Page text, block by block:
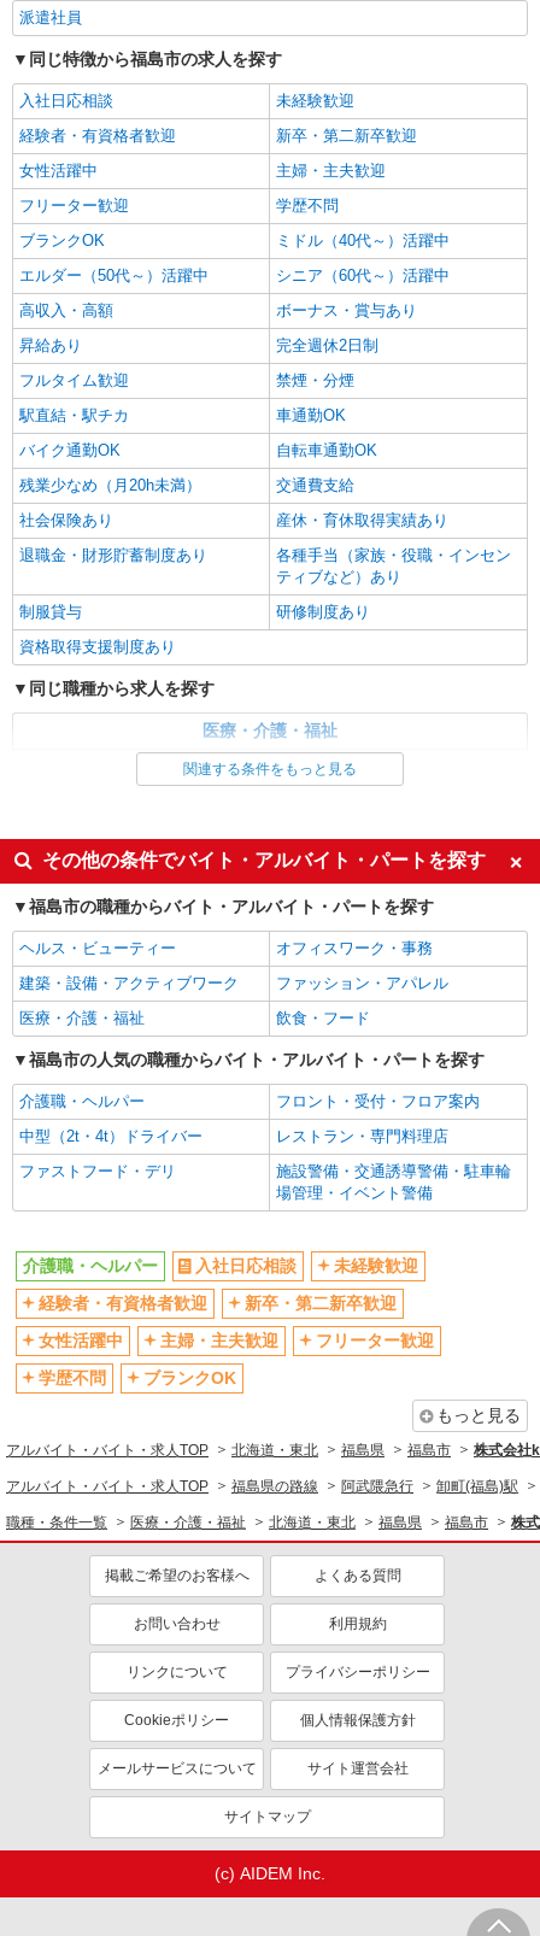
株式会社kotrio /●SD-H-2066634
福島市◆サ高住スタッフ◆穏やかな職場×週
3〜×残業なし
時給1350円〜2062円 ＜日払い有/週払い有/交
通費全支給(ガソリン代含む)＞
福島市 最寄り駅：福島
キープ 詳細を見る
派遣社員
同じ特徴から福島市の求人を探す
入社日応相談
未経験歓迎
経験者・有資格者歓迎
新卒・第二新卒歓迎
女性活躍中
主婦・主夫歓迎
フリーター歓迎
学歴不問
ブランクOK
ミドル（40代～）活躍中
エルダー（50代～）活躍中
シニア（60代～）活躍中
高収入・高額
ボーナス・賞与あり
昇給あり
完全週休2日制
フルタイム歓迎
禁煙・分煙
駅直結・駅チカ
車通勤OK
バイク通勤OK
自転車通勤OK
残業少なめ（月20h未満）
交通費支給
社会保険あり
産休・育休取得実績あり
退職金・財形貯蓄制度あり
各種手当（家族・役職・インセン
ティブなど）あり
制服貸与
研修制度あり
資格取得支援制度あり
同じ職種から求人を探す
医療・介護・福祉
未経験歓迎
ミドル（40代～）活躍中
ボーナス・賞与あり
車通勤OK
交通費支給
社会保険あり
産休・育休取得実績あり
関連する条件をもっと見る
その他の条件でバイト・アルバイト・パートを探す
福島市の職種からバイト・アルバイト・パートを探す
ヘルス・ビューティー
オフィスワーク・事務
建築・設備・アクティブワーク
ファッション・アパレル
医療・介護・福祉
飲食・フード
福島市の人気の職種からバイト・アルバイト・パートを探す
介護職・ヘルパー
フロント・受付・フロア案内
中型（2t・4t）ドライバー
レストラン・専門料理店
ファストフード・デリ
施設警備・交通誘導警備・駐車輪
場管理・イベント警備
介護職・ヘルパー 入社日応相談
未経験歓迎
経験者・有資格者歓迎
新卒・第二新卒歓迎
女性活躍中
主婦・主夫歓迎
フリーター歓迎
学歴不問
ブランクOK
もっと見る
アルバイト・バイト・求人TOP 北海道・東北 福島県 福島市 株式会社
アルバイト・バイト・求人TOP 福島県の路線 阿武隈急行 卸町(福島)駅
職種・条件一覧 医療・介護・福祉 北海道・東北 福島県 福島市 株
掲載ご希望のお客様へ よくある質問
お問い合わせ 利用規約
リンクについて プライバシーポリシー
Cookieポリシー 個人情報保護方針
メールサービスについて サイト運営会社
サイトマップ
(c) AIDEM Inc.